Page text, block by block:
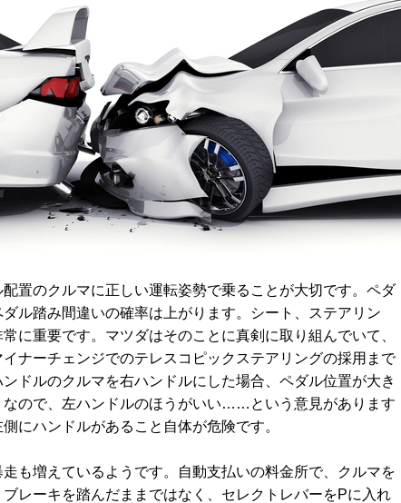
置のクルマに正しい運転姿勢で乗ることが大切です。ペダ
ル踏み間違いの確率は上がります。シート、ステアリン
に重要です。マツダはそのことに真剣に取り組んでいて、
ナーチェンジでのテレスコピックステアリングの採用まで
ドルのクルマを右ハンドルにした場合、ペダル位置が大き
なので、左ハンドルのほうがいい……という意見があります
にハンドルがあること自体が危険です。
も増えているようです。自動支払いの料金所で、クルマを
レーキを踏んだままではなく、セレクトレバーをPに入れ